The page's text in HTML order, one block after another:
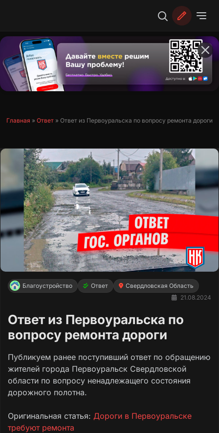
Главная » Ответ » Ответ из Первоуральска по вопросу ремонта дороги
Благоустройство Ответ
Свердловская Область
21.08.2024
Ответ из Первоуральска по
вопросу ремонта дороги
Публикуем ранее поступивший ответ по обращению
жителей города Первоуральск Свердловской
области по вопросу ненадлежащего состояния
дорожного полотна.
Оригинальная статья: Дороги в Первоуральске
требуют ремонта